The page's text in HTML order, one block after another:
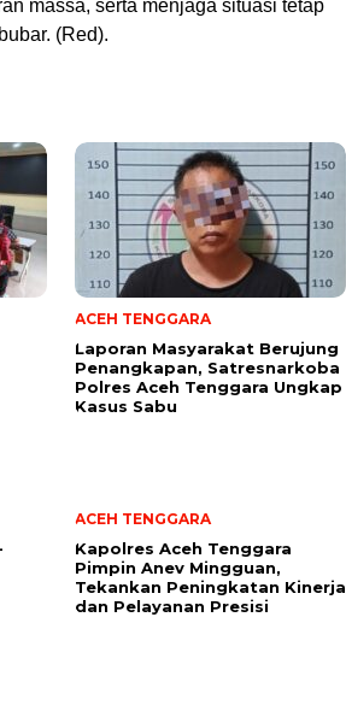
massa, serta menjaga situasi tetap
(Red).
ACEH TENGGARA
Laporan Masyarakat Berujung
Penangkapan, Satresnarkoba
Polres Aceh Tenggara Ungkap
Kasus Sabu
ACEH TENGGARA
Kapolres Aceh Tenggara
Pimpin Anev Mingguan,
Tekankan Peningkatan Kinerja
dan Pelayanan Presisi